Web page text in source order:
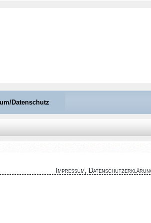
Datenschutz
Impressum,